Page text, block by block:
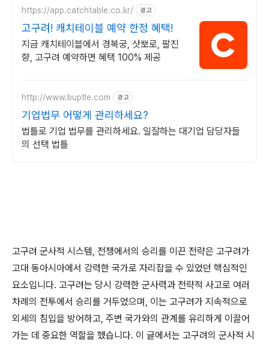
https://app.catchtable.co.kr/ 광고
고구려! 캐치테이블 예약 한정 혜택!
지금 캐치테이블에서 경복궁, 삿뽀로, 팔진
향, 고구려 예약하면 혜택 100% 제공
http://www.buptle.com 광고
기업법무 어떻게 관리하세요?
법틀로 기업 법무를 관리하세요. 일잘하는 대기업 담당자들
의 선택 법틀
고구려 군사적 시스템, 전쟁에서의 승리를 이끈 전략은 고구려가
고대 동아시아에서 강력한 국가로 자리잡을 수 있었던 핵심적인
요소입니다. 고구려는 당시 강력한 군사력과 전략적 사고로 여러
차례의 전투에서 승리를 거두었으며, 이는 고구려가 지속적으로
외세의 침입을 방어하고, 주변 국가와의 관계를 유리하게 이끌어
가는 데 중요한 역할을 했습니다. 이 글에서는 고구려의 군사적 시